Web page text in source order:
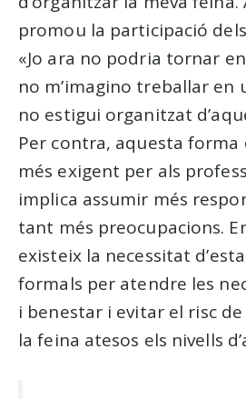
promou la participació
«Jo ara no podria tornar
no m’imagino treballar en
no estigui organitzat
Per contra, aquesta forma
més exigent per als
implica assumir més
tant més preocupacions.
existeix la necessitat
formals per atendre les
i benestar i evitar el risc
la feina atesos els nivells